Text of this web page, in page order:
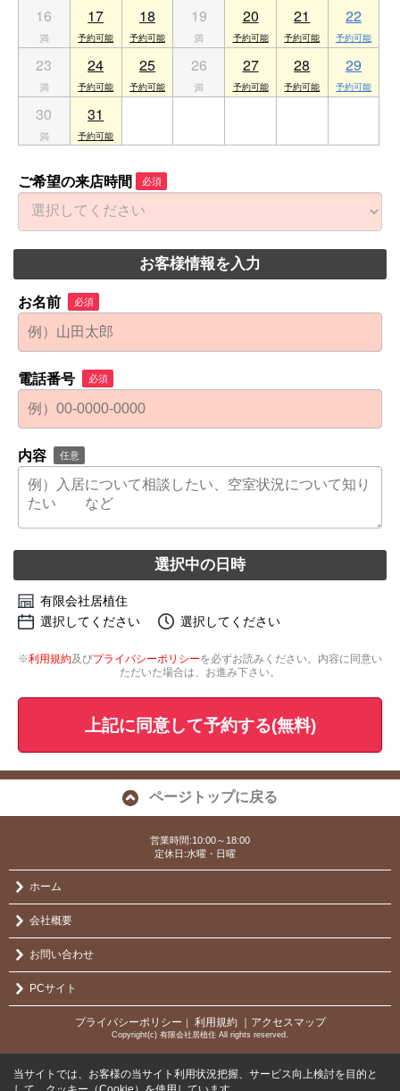
16 17 18 19 20 21 22
23 24 25 26 27 28 29
30 31
ご希望の来店時間 必須
お客様情報を入力
お名前 必須
電話番号 必須
内容 任意
選択中の日時
有限会社居植住
選択してください
選択してください
※利用規約及びプライバシーポリシーを必ずお読みください。内容に同意い
ただいた場合は、お進み下さい。
上記に同意して予約する(無料)
ページトップに戻る
営業時間:10:00～18:00
定休日:水曜・日曜
ホーム
会社概要
お問い合わせ
PCサイト
プライバシーポリシー ｜ 利用規約 ｜アクセスマップ
Copyright(c) 有限会社居植住 All rights reserved.
当サイトでは、お客様の当サイト利用状況把握、サービス向上検討を目的と